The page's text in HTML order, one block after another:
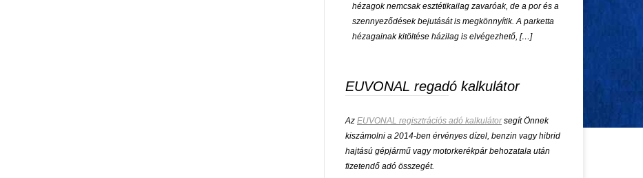
hézagok nemcsak esztétikailag zavaróak, de a por és a
szennyeződések bejutását is megkönnyítik. A parketta
hézagainak kitöltése házilag is elvégezhető, […]
EUVONAL regadó kalkulátor
Az EUVONAL regisztrációs adó kalkulátorsegít Önnek
kiszámolni a 2014-ben érvényes dízel, benzin vagy hibrid
hajtású gépjármű vagy motorkerékpár behozatala után
fizetendő adó összegét.